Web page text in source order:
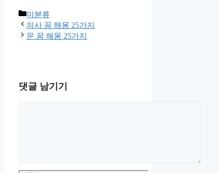
카
테
고
미분류
의사 꿈 해몽 25가지
문 꿈 해몽 25가지
댓글 남기기